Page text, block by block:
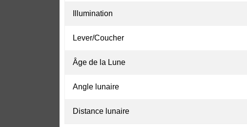
Illumination
Lever/Coucher
Âge de la Lune
Angle lunaire
Distance lunaire